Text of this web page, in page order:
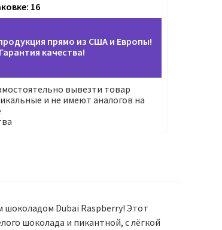
16
прямо из США и Европы!
Гарантия качества!
вывезти товар
и не имеют аналогов на
шоколадом Dubai Raspberry! Этот
шоколада и пикантной, с лёгкой